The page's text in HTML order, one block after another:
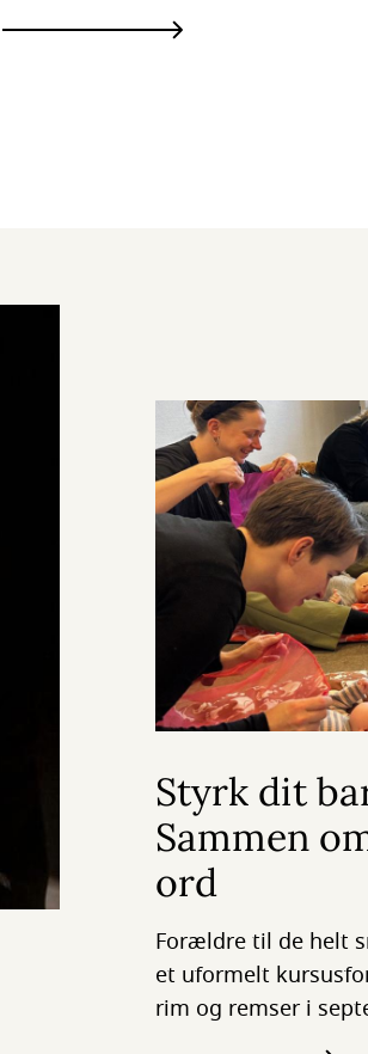
Styrk dit
Sammen
ord
Forældre til de helt
et uformelt
rim og remser i